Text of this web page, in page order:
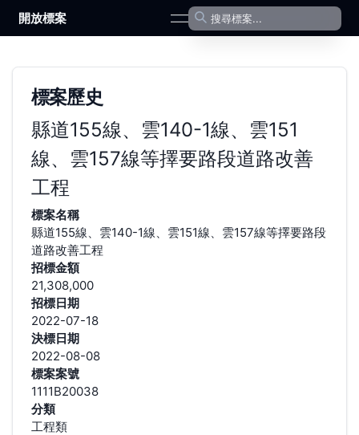
開放標案 open navigation menu
標案歷史
縣道155線、雲140-1線、雲151
線、雲157線等擇要路段道路改善
工程
標案名稱
縣道155線、雲140-1線、雲151線、雲157線等擇要路段
道路改善工程
招標金額
21,308,000
招標日期
2022-07-18
決標日期
2022-08-08
標案案號
1111B20038
分類
工程類